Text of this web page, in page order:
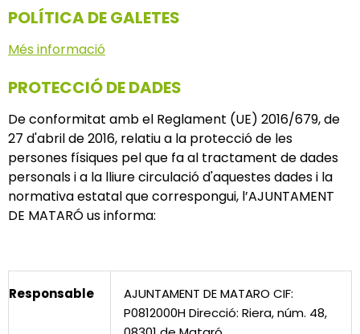
POLÍTICA DE GALETES
Més informació
PROTECCIÓ DE DADES
De conformitat amb el Reglament (UE) 2016/679, de
27 d'abril de 2016, relatiu a la protecció de les
persones físiques pel que fa al tractament de dades
personals i a la lliure circulació d'aquestes dades i la
normativa estatal que correspongui, l’AJUNTAMENT
DE MATARÓ us informa:
Responsable
AJUNTAMENT DE MATARO CIF:
P0812000H Direcció: Riera, núm. 48,